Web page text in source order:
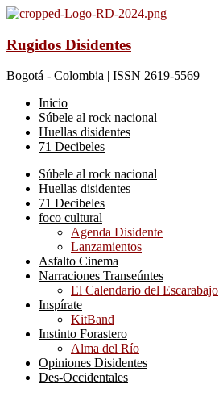
Rugidos Disidentes
Bogotá - Colombia | ISSN 2619-5569
Inicio
Súbele al rock nacional
Huellas disidentes
71 Decibeles
Súbele al rock nacional
Huellas disidentes
71 Decibeles
foco cultural
Agenda Disidente
Lanzamientos
Asfalto Cinema
Narraciones Transeúntes
El Calendario del Escarabajo
Inspírate
KitBand
Instinto Forastero
Alma del Río
Opiniones Disidentes
Des-Occidentales